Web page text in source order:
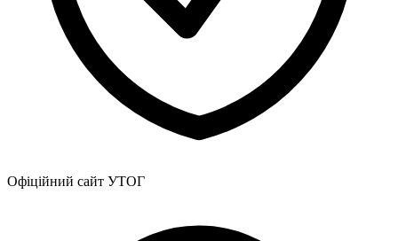
Офіційний сайт УТОГ